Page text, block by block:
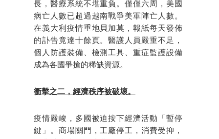
長，醫療系統不堪重負。僅僅六周，美國
病亡人數已超過越南戰爭美軍陣亡人數。
在義大利疫情重地貝加莫，報紙每天發佈
的訃告竟達十餘頁。醫護人員嚴重不足，
個人防護裝備、檢測工具、重症監護設備
成為各國爭搶的稀缺資源。
衝擊之二，經濟秩序被破壞。
疫情嚴峻，多國被迫按下經濟活動「暫停
鍵」。商場關門，工廠停工，消費受抑，